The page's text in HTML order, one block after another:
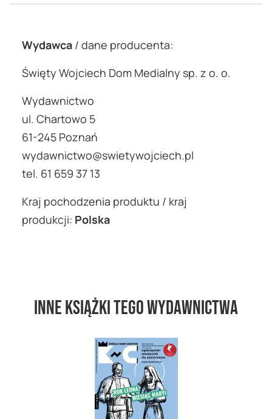
Wydawca / dane producenta:
Święty Wojciech Dom Medialny sp. z o. o.
Wydawnictwo
ul. Chartowo 5
61-245 Poznań
wydawnictwo@swietywojciech.pl
tel. 61 659 37 13
Kraj pochodzenia produktu / kraj
produkcji: Polska
Inne książki tego wydawnictwa